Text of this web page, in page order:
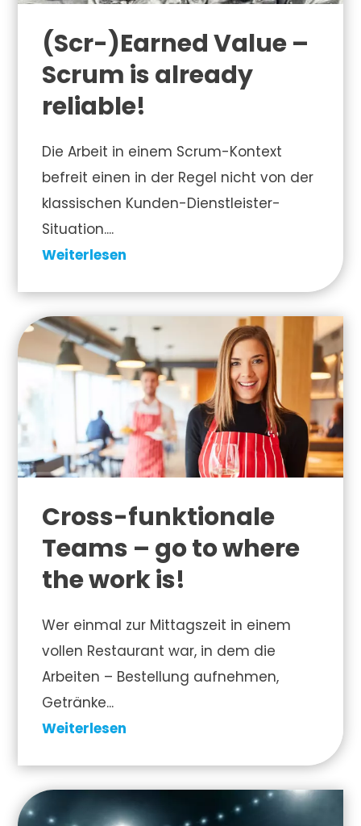
(Scr-)Earned Value –
Scrum is already
reliable!
Die Arbeit in einem Scrum-Kontext
befreit einen in der Regel nicht von der
klassischen Kunden-Dienstleister-
Situation....
Weiterlesen
Cross-funktionale
Teams – go to where
the work is!
Wer einmal zur Mittagszeit in einem
vollen Restaurant war, in dem die
Arbeiten – Bestellung aufnehmen,
Getränke...
Weiterlesen